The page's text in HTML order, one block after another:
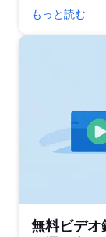
もっと読む
無料ビデ